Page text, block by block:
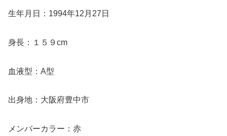
生年月日：1994年12月27日
身長：１５９cm
血液型：A型
出身地：大阪府豊中市
メンバーカラー：赤